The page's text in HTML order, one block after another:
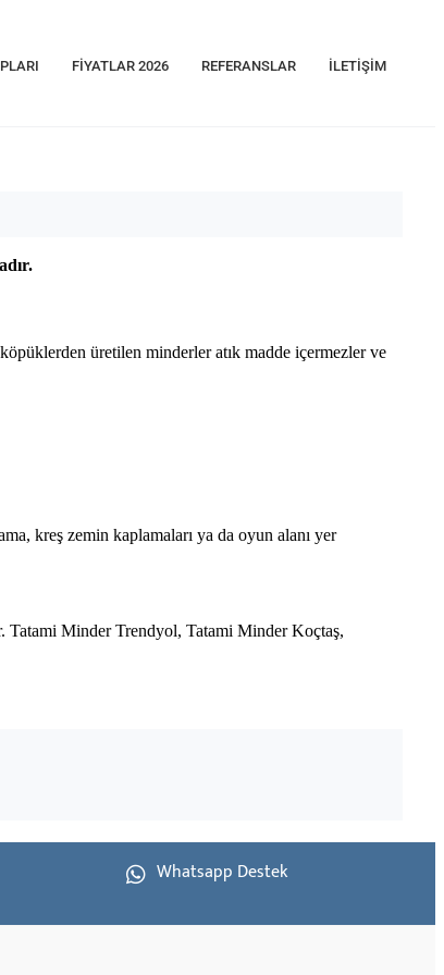
FIYATLAR 2026 REFERANSLAR İLETIŞIM
üretilen minderler atık madde içermezler ve
kreş zemin kaplamaları ya da oyun alanı yer
Tatami Minder Trendyol, Tatami Minder Koçtaş,
Whatsapp Destek